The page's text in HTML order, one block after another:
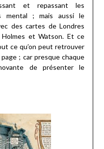
et repassant les
mental ; mais aussi le
des cartes de Londres
et Watson. Et ce
ce qu’on peut retrouver
; car presque chaque
de présenter le